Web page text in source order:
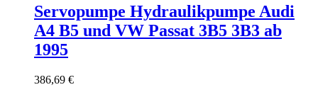
Servopumpe Hydraulikpumpe Audi
A4 B5 und VW Passat 3B5 3B3 ab
1995
386,69 €